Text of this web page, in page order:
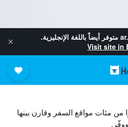
متوفر أيضاً باللغة الإنجليزية.
Visit site in
مئات مواقع السفر وقارن بينها